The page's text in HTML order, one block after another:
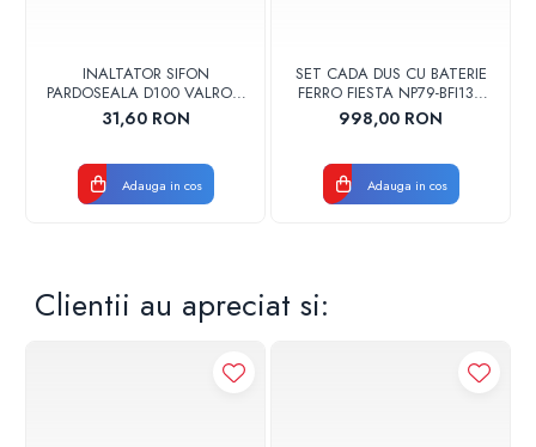
INALTATOR SIFON
PARDOSEALA D100 VALROM
17001900004
31,60 RON
Adauga in cos
SET CADA DUS CU BATERIE
FERRO FIESTA NP79-BFI13U
CROM
998,00 RON
Adauga in cos
Clientii au apreciat si: